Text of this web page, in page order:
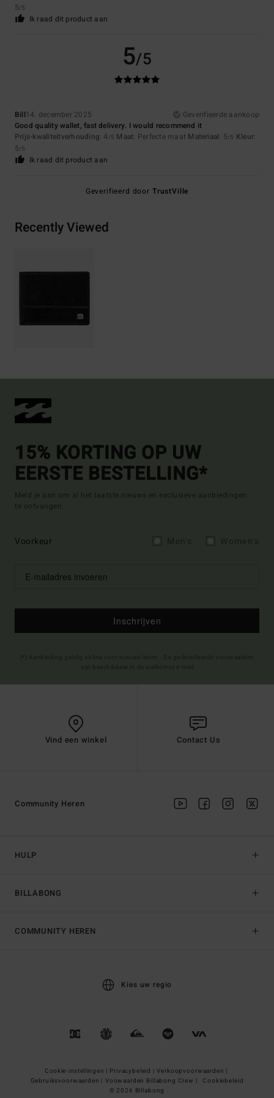
5/5
Ik raad dit product aan
5/5
Bill14. december 2025
Geverifieerde aankoop
Good quality wallet, fast delivery. I would recommend it
Prijs-kwaliteitverhouding: 4 /5 Maat: Perfecte maat Materiaal: 5/5 Kleur:
5/5
Ik raad dit product aan
Geverifieerd door TrustVille
Recently Viewed
15% KORTING OP UW
EERSTE BESTELLING*
Meld je aan om al het laatste nieuws en exclusieve aanbiedingen
te ontvangen.
Voorkeur
Inschrijven
Vind een winkel Contact Us
HULP
BILLABONG
Community Heren
COMMUNITY HEREN
Kies uw regio
Cookie-instellingen | Privacybeleid | Verkoopvoorwaarden |
Gebruiksvoorwaarden | Voowaarden Billabong Crew |
Cookiebeleid
© 2026 Billabong